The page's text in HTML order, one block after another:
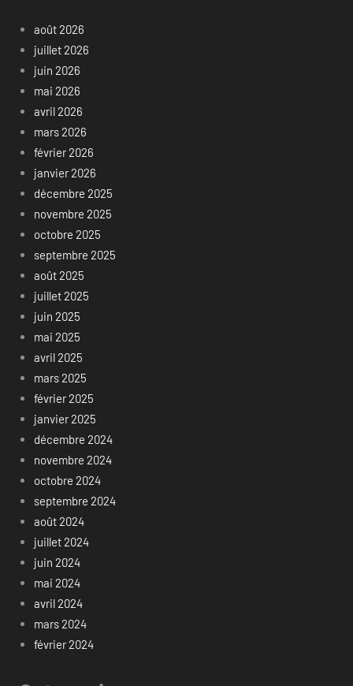
août 2026
juillet 2026
juin 2026
mai 2026
avril 2026
mars 2026
février 2026
janvier 2026
décembre 2025
novembre 2025
octobre 2025
septembre 2025
août 2025
juillet 2025
juin 2025
mai 2025
avril 2025
mars 2025
février 2025
janvier 2025
décembre 2024
novembre 2024
octobre 2024
septembre 2024
août 2024
juillet 2024
juin 2024
mai 2024
avril 2024
mars 2024
février 2024